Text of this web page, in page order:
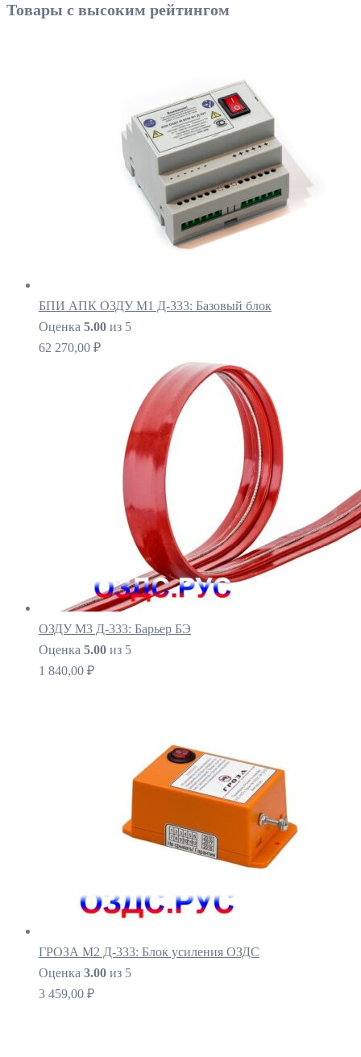
Товары с высоким рейтингом
БПИ АПК ОЗДУ М1 Д-333: Базовый блок
Оценка 5.00 из 5
62 270,00 ₽
ОЗДУ М3 Д-333: Барьер БЭ
Оценка 5.00 из 5
1 840,00 ₽
ГРОЗА М2 Д-333: Блок усиления ОЗДС
Оценка 3.00 из 5
3 459,00 ₽